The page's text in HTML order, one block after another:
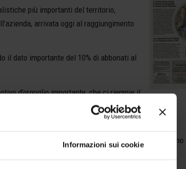
Informazioni sui cookie
più importanti del territorio,
arrivata oggi al raggiungimento
il dato importante del 10% di abbonati al
d’orgoglio importante, che ci riempie il
siamo specializzati nell’installazione,
quale sono sottoposti, grazie al Consorzio Tre-e.